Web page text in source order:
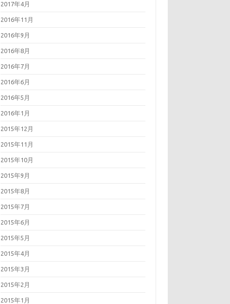
2017年4月
2016年11月
2016年9月
2016年8月
2016年7月
2016年6月
2016年5月
2016年1月
2015年12月
2015年11月
2015年10月
2015年9月
2015年8月
2015年7月
2015年6月
2015年5月
2015年4月
2015年3月
2015年2月
2015年1月